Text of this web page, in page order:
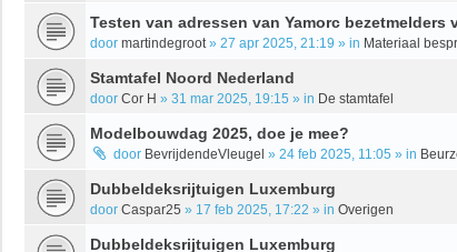
Testen van adressen van Yamorc bezetmelders
door martindegroot» 27 apr 2025, 21:19 » in Materiaal
Stamtafel Noord Nederland
door Cor H » 31 mar 2025, 19:15 » in De stamtafel
Modelbouwdag 2025, doe je mee?
door BevrijdendeVleugel » 24 feb 2025, 11:05 » in
Dubbeldeksrijtuigen Luxemburg
door Caspar25 » 17 feb 2025, 17:22 » in Overigen
Dubbeldeksrijtuigen Luxemburg